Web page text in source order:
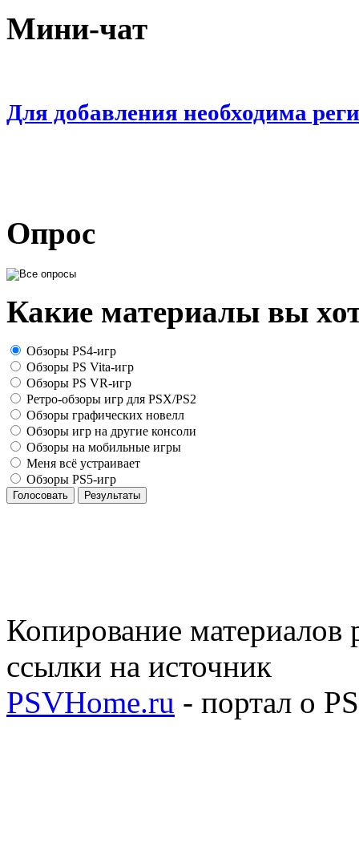
Мини-чат
Для добавления необходима
Опрос
Какие материалы вы
Обзоры PS4-игр
Обзоры PS Vita-игр
Обзоры PS VR-игр
Ретро-обзоры игр для PSX/PS2
Обзоры графических новелл
Обзоры игр на другие консоли
Обзоры на мобильные игры
Меня всё устраивает
Обзоры PS5-игр
Голосовать Результаты
Копирование материалов
ссылки на источник
PSVHome.ru - портал о